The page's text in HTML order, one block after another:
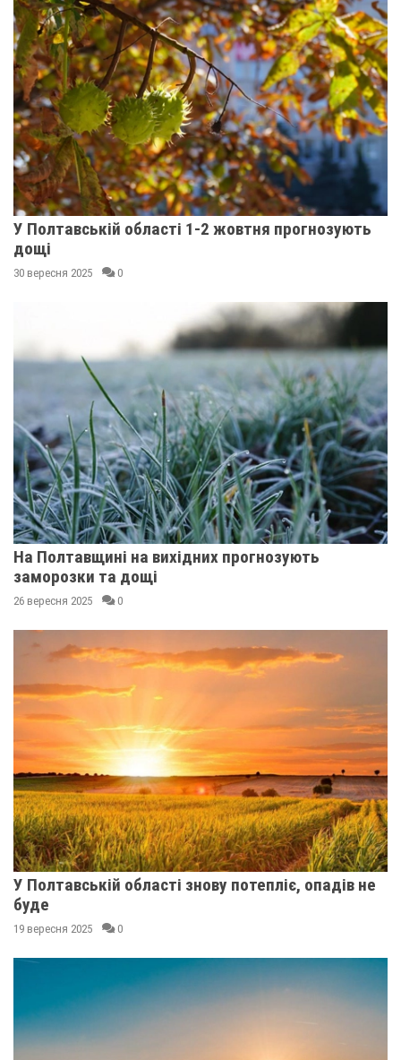
У Полтавській області 1-2 жовтня прогнозують
дощі
30 вересня 2025 0
На Полтавщині на вихідних прогнозують
заморозки та дощі
26 вересня 2025 0
У Полтавській області знову потепліє, опадів не
буде
19 вересня 2025 0